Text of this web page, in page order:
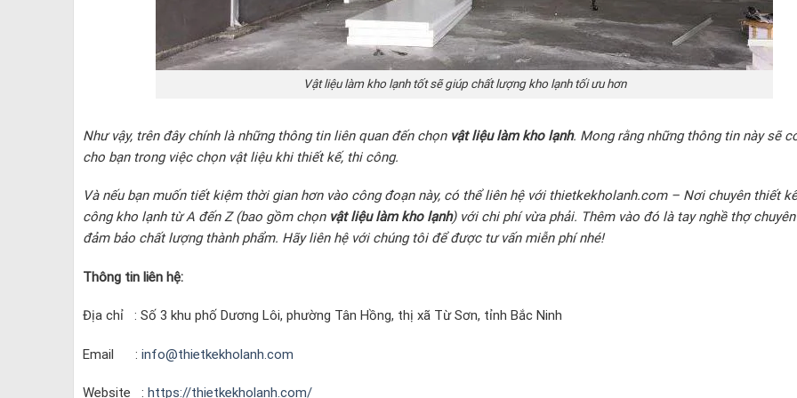
Vật liệu làm kho lạnh tốt sẽ giúp chất lượng kho lạnh tối ưu hơn
Như vậy, trên đây chính là những thông tin liên quan đến chọn vật liệu làm kho lạnh. Mong rằng những thông tin này sẽ
cho bạn trong việc chọn vật liệu khi thiết kế, thi công.
Và nếu bạn muốn tiết kiệm thời gian hơn vào công đoạn này, có thể liên hệ với thietkekholanh.com – Nơi chuyên thiết
công kho lạnh từ A đến Z (bao gồm chọn vật liệu làm kho lạnh) với chi phí vừa phải. Thêm vào đó là tay nghề thợ
đảm bảo chất lượng thành phẩm. Hãy liên hệ với chúng tôi để được tư vấn miễn phí nhé!
Thông tin liên hệ:
Địa chỉ : Số 3 khu phố Dương Lôi, phường Tân Hồng, thị xã Từ Sơn, tỉnh Bắc Ninh
Email : info@thietkekholanh.com
Website : https://thietkekholanh.com/